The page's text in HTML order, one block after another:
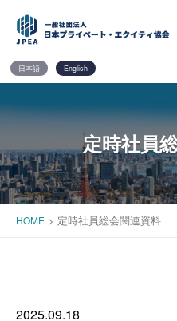
content
日本語 English
定時社員
HOME > 定時社員総会関連資料
2025.09.18